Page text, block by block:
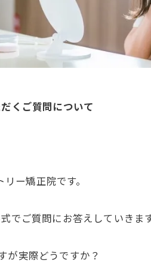
くご質問について
ー矯正院です。
でご質問にお答えしていきま
実際どうですか？